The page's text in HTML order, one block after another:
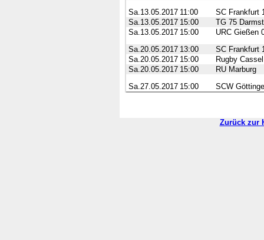
Sa.13.05.2017 11:00
SC Frankfurt
Sa.13.05.2017 15:00
TG 75
Sa.13.05.2017 15:00
URC Gießen
Sa.20.05.2017 13:00
SC Frankfurt
Sa.20.05.2017 15:00
Rugby Cassel
Sa.20.05.2017 15:00
RU Marburg
Sa.27.05.2017 15:00 SCW
Zurück zur